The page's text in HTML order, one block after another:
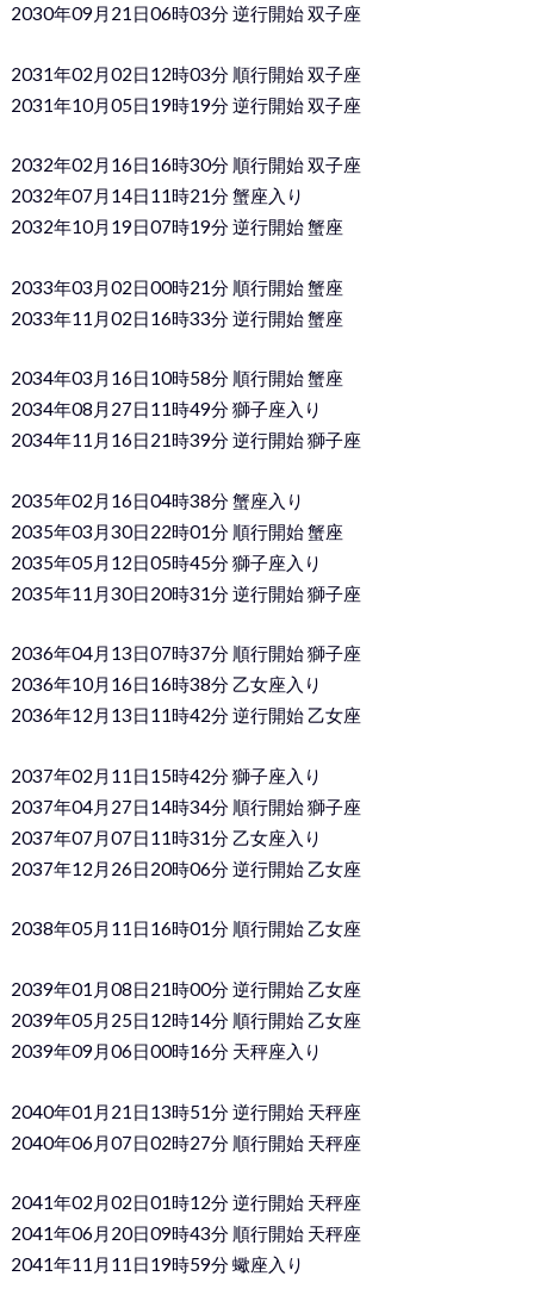
2030年09月21日06時03分 逆行開始 双子座
2031年02月02日12時03分 順行開始 双子座
2031年10月05日19時19分 逆行開始 双子座
2032年02月16日16時30分 順行開始 双子座
2032年07月14日11時21分 蟹座入り
2032年10月19日07時19分 逆行開始 蟹座
2033年03月02日00時21分 順行開始 蟹座
2033年11月02日16時33分 逆行開始 蟹座
2034年03月16日10時58分 順行開始 蟹座
2034年08月27日11時49分 獅子座入り
2034年11月16日21時39分 逆行開始 獅子座
2035年02月16日04時38分 蟹座入り
2035年03月30日22時01分 順行開始 蟹座
2035年05月12日05時45分 獅子座入り
2035年11月30日20時31分 逆行開始 獅子座
2036年04月13日07時37分 順行開始 獅子座
2036年10月16日16時38分 乙女座入り
2036年12月13日11時42分 逆行開始 乙女座
2037年02月11日15時42分 獅子座入り
2037年04月27日14時34分 順行開始 獅子座
2037年07月07日11時31分 乙女座入り
2037年12月26日20時06分 逆行開始 乙女座
2038年05月11日16時01分 順行開始 乙女座
2039年01月08日21時00分 逆行開始 乙女座
2039年05月25日12時14分 順行開始 乙女座
2039年09月06日00時16分 天秤座入り
2040年01月21日13時51分 逆行開始 天秤座
2040年06月07日02時27分 順行開始 天秤座
2041年02月02日01時12分 逆行開始 天秤座
2041年06月20日09時43分 順行開始 天秤座
2041年11月11日19時59分 蠍座入り